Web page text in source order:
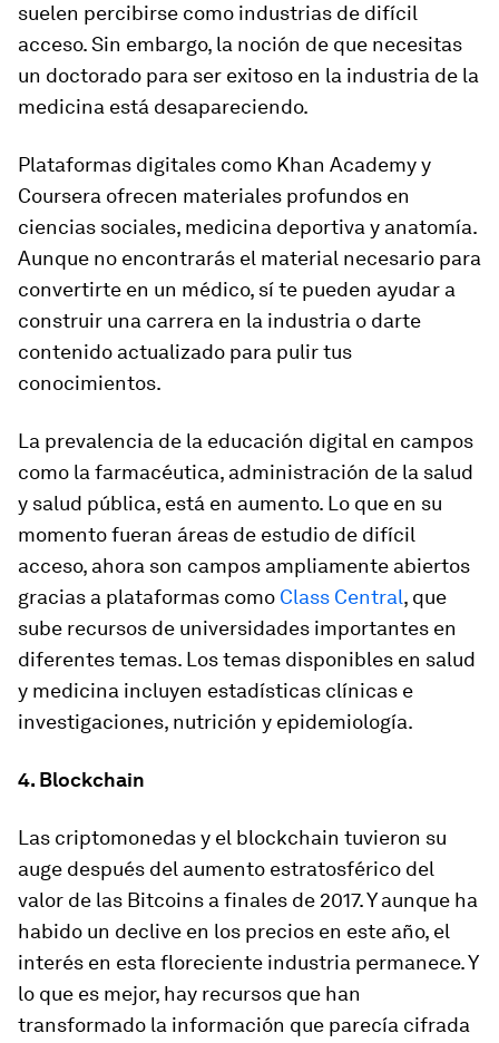
suelen percibirse como industrias de difícil
acceso. Sin embargo, la noción de que necesitas
un doctorado para ser exitoso en la industria de la
medicina está desapareciendo.
Plataformas digitales como Khan Academy y
Coursera ofrecen materiales profundos en
ciencias sociales, medicina deportiva y anatomía.
Aunque no encontrarás el material necesario para
convertirte en un médico, sí te pueden ayudar a
construir una carrera en la industria o darte
contenido actualizado para pulir tus
conocimientos.
La prevalencia de la educación digital en campos
como la farmacéutica, administración de la salud
y salud pública, está en aumento. Lo que en su
momento fueran áreas de estudio de difícil
acceso, ahora son campos ampliamente abiertos
gracias a plataformas como Class Central, que
sube recursos de universidades importantes en
diferentes temas. Los temas disponibles en salud
y medicina incluyen estadísticas clínicas e
investigaciones, nutrición y epidemiología.
4. Blockchain
Las criptomonedas y el blockchain tuvieron su
auge después del aumento estratosférico del
valor de las Bitcoins a finales de 2017. Y aunque ha
habido un declive en los precios en este año, el
interés en esta floreciente industria permanece. Y
lo que es mejor, hay recursos que han
transformado la información que parecía cifrada